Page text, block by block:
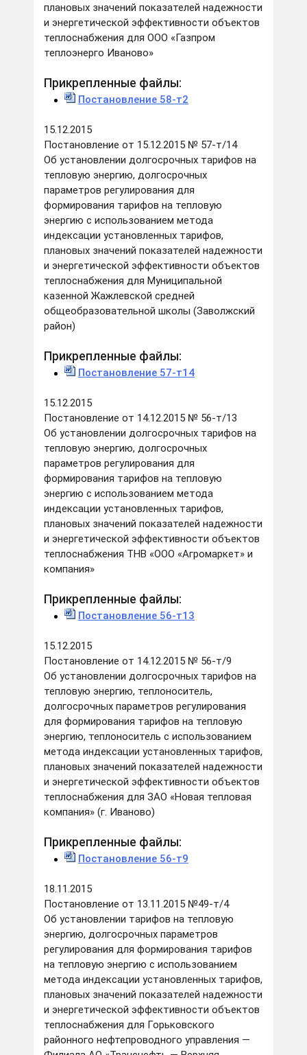
плановых значений показателей надежности
и энергетической эффективности объектов
теплоснабжения для ООО «Газпром
теплоэнерго Иваново»
Прикрепленные файлы:
Постановление 58-т2
15.12.2015
Постановление от 15.12.2015 № 57-т/14
Об установлении долгосрочных тарифов на
тепловую энергию, долгосрочных
параметров регулирования для
формирования тарифов на тепловую
энергию с использованием метода
индексации установленных тарифов,
плановых значений показателей надежности
и энергетической эффективности объектов
теплоснабжения для Муниципальной
казенной Жажлевской средней
общеобразовательной школы (Заволжский
район)
Прикрепленные файлы:
Постановление 57-т14
15.12.2015
Постановление от 14.12.2015 № 56-т/13
Об установлении долгосрочных тарифов на
тепловую энергию, долгосрочных
параметров регулирования для
формирования тарифов на тепловую
энергию с использованием метода
индексации установленных тарифов,
плановых значений показателей надежности
и энергетической эффективности объектов
теплоснабжения ТНВ «ООО «Агромаркет» и
компания»
Прикрепленные файлы:
Постановление 56-т13
15.12.2015
Постановление от 14.12.2015 № 56-т/9
Об установлении долгосрочных тарифов на
тепловую энергию, теплоноситель,
долгосрочных параметров регулирования
для формирования тарифов на тепловую
энергию, теплоноситель с использованием
метода индексации установленных тарифов,
плановых значений показателей надежности
и энергетической эффективности объектов
теплоснабжения для ЗАО «Новая тепловая
компания» (г. Иваново)
Прикрепленные файлы:
Постановление 56-т9
18.11.2015
Постановление от 13.11.2015 №49-т/4
Об установлении тарифов на тепловую
энергию, долгосрочных параметров
регулирования для формирования тарифов
на тепловую энергию с использованием
метода индексации установленных тарифов,
плановых значений показателей надежности
и энергетической эффективности объектов
теплоснабжения для Горьковского
районного нефтепроводного управления —